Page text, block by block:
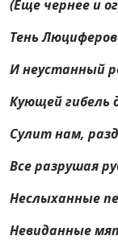
(Еще чернее и
Тень
И неустанный
Кующей гибель
Сулит нам,
Все разрушая
Неслыханные
Невиданные